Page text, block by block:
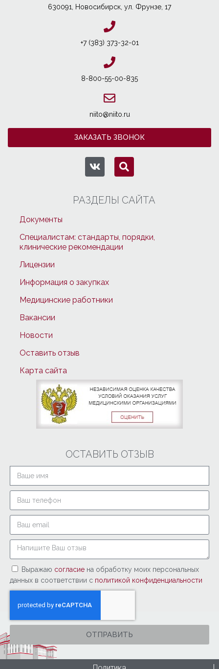
630091, Новосибирcк, ул. Фрунзе, 17
+7 (383) 373-32-01
8-800-55-00-835
niito@niito.ru
ЗАКАЗАТЬ ЗВОНОК
РАЗДЕЛЫ САЙТА
Документы
Специалистам: стандарты, порядки,
клинические рекомендации
Лицензии
Информация о закупках
Медицинские работники
Вакансии
Новости
Оставить отзыв
Карта сайта
ОСТАВИТЬ ОТЗЫВ
Выражаю согласие на обработку моих персональных
данных в соответствии с политикой конфиденциальности
ОТПРАВИТЬ